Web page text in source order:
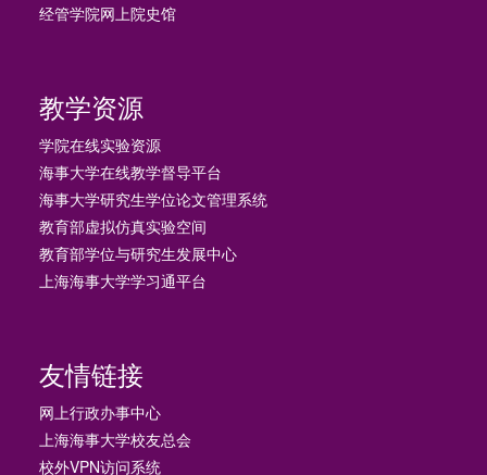
经管学院网上院史馆
教学资源
学院在线实验资源
海事大学在线教学督导平台
海事大学研究生学位论文管理系统
教育部虚拟仿真实验空间
教育部学位与研究生发展中心
上海海事大学学习通平台
友情链接
网上行政办事中心
上海海事大学校友总会
校外VPN访问系统